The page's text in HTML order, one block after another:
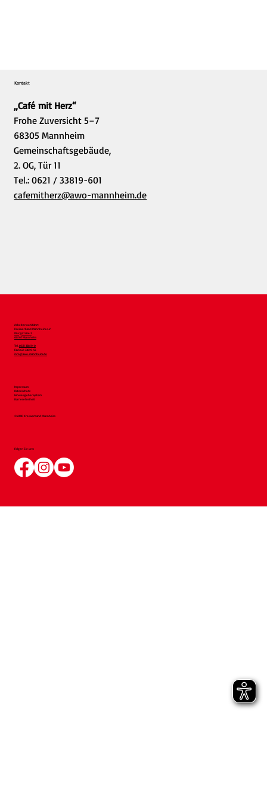
Kontakt
„Café mit Herz“
Frohe Zuversicht 5–7
68305 Mannheim
Gemeinschaftsgebäude,
2. OG, Tür 11
Tel.: 0621 / 33819-601
cafemitherz@awo-mannheim.de
Arbeiterwohlfahrt
Kreisverband Mannheim e.V.
Murgstraße 3
68167 Mannheim
Tel. 0621 33819-0
Fax 0621 33819-54
info@awo-mannheim.de
Impressum
Datenschutz
Hinweisgebersystem
Barrierefreiheit
© AWO Kreisverband Mannheim
Folgen Sie uns: